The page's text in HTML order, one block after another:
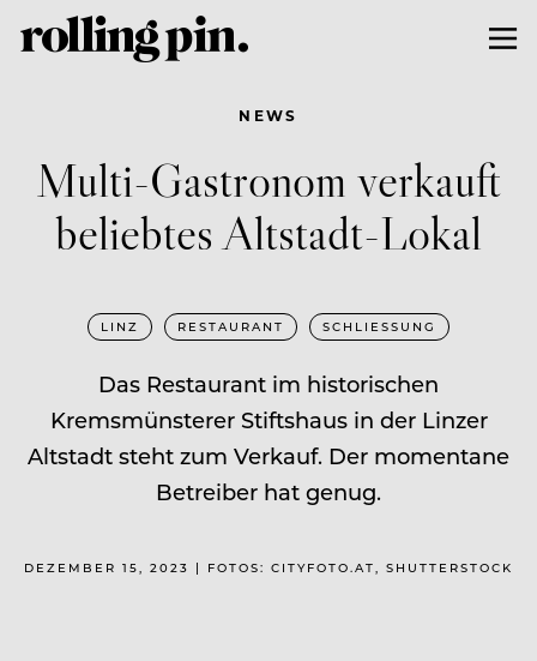
NEWS
Multi-Gastronom verkauft
beliebtes Altstadt-Lokal
LINZ RESTAURANT SCHLIESSUNG
Das Restaurant im historischen
Kremsmünsterer Stiftshaus in der Linzer
Altstadt steht zum Verkauf. Der momentane
Betreiber hat genug.
DEZEMBER 15, 2023 | FOTOS: CITYFOTO.AT, SHUTTERSTOCK